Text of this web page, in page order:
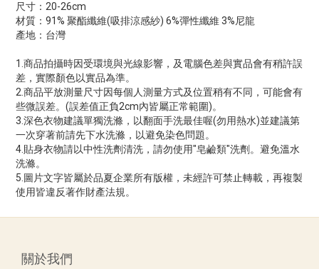
尺寸：20-26cm
材質：91% 聚酯纖維(吸排涼感紗) 6%彈性纖維 3%尼龍
產地：台灣
1.商品拍攝時因受環境與光線影響，及電腦色差與實品會有稍許誤
差，實際顏色以實品為準。
2.商品平放測量尺寸因每個人測量方式及位置稍有不同，可能會有
些微誤差。(誤差值正負2cm內皆屬正常範圍)。
3.深色衣物建議單獨洗滌，以翻面手洗最佳喔(勿用熱水)並建議第
一次穿著前請先下水洗滌，以避免染色問題。
4.貼身衣物請以中性洗劑清洗，請勿使用"皂鹼類"洗劑。避免溫水
洗滌。
5.圖片文字皆屬於品夏企業所有版權，未經許可禁止轉載，再複製
使用皆違反著作財產法規。
關於我們